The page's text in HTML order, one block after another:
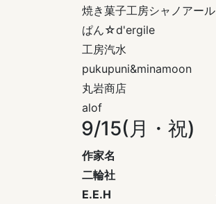
焼き菓子工房シャノアール
ぱん☆d'ergile
工房汽水
pukupuni&minamoon
丸岩商店
alof
9/15(月・祝)
作家名
二輪社
E.E.H